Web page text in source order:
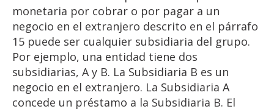
monetaria por cobrar o por pagar a un
negocio en el extranjero descrito en el párrafo
15 puede ser cualquier subsidiaria del grupo.
Por ejemplo, una entidad tiene dos
subsidiarias, A y B. La Subsidiaria B es un
negocio en el extranjero. La Subsidiaria A
concede un préstamo a la Subsidiaria B. El